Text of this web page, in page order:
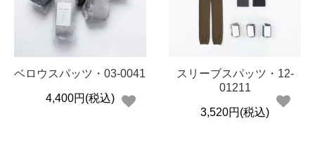
ベロウスパッツ・03-0041
4,400円(税込)
スリーブスパッツ・12-
01211
3,520円(税込)